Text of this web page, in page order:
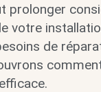
prolonger
votre
de